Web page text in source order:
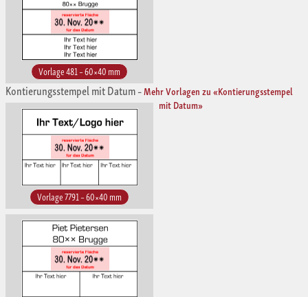
Vorlage 481 – 60×40 mm
Kontierungsstempel mit Datum–Mehr Vorlagen zu «Kontierungsstempel
mit Datum»
Vorlage 7791 – 60×40 mm